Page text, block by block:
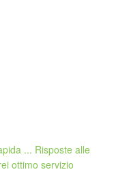
... Risposte alle
ottimo servizio